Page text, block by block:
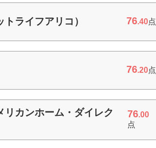
ライフアリコ） 76.40点
76.20点
リカンホーム・ダイレク
76.00
点